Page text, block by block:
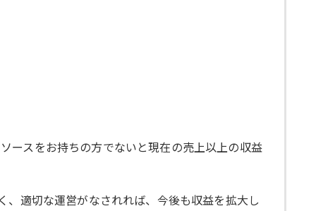
ースをお持ちの方でないと現在の売上以上の収益
適切な運営がなされれば、今後も収益を拡大し